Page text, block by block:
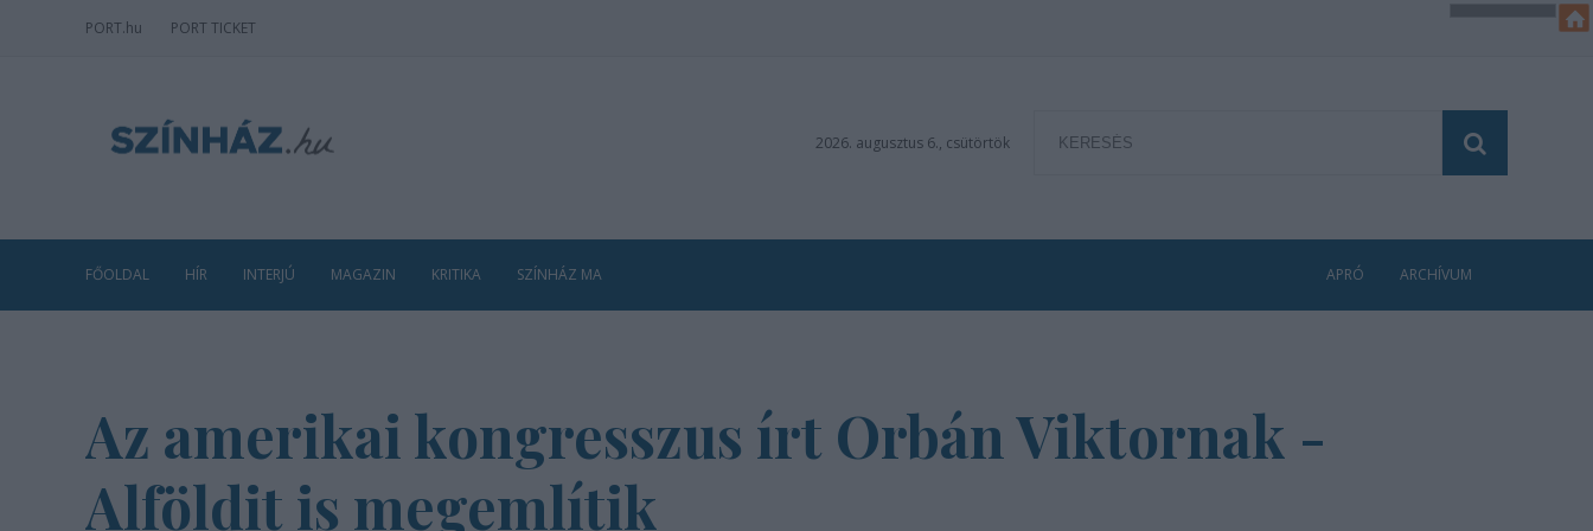
PORT.hu PORT TICKET
2026. augusztus 6., csütörtök
FŐOLDAL HÍR INTERJÚ MAGAZIN KRITIKA SZÍNHÁZ MA APRÓ ARCHÍVUM
Az amerikai kongresszus írt Orbán Viktornak -
Alföldit is megemlítik